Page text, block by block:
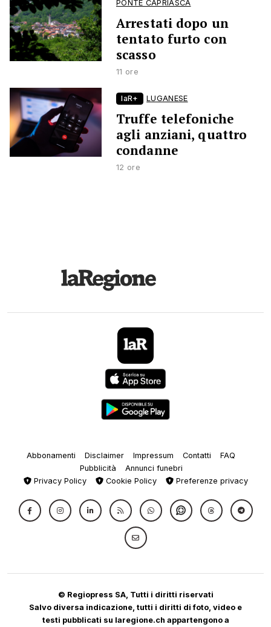
PONTE CAPRIASCA
Arrestati dopo un
tentato furto con
scasso
11 ore
laR+ LUGANESE
Truffe telefoniche
agli anziani, quattro
condanne
12 ore
Abbonamenti Disclaimer Impressum Contatti
FAQ
Pubblicità
Annunci funebri
Privacy Policy
Cookie Policy Preferenze privacy
© Regiopress SA, Tutti i diritti riservati
Salvo diversa indicazione, tutti i diritti di foto, video e
testi pubblicati su laregione.ch appartengono a